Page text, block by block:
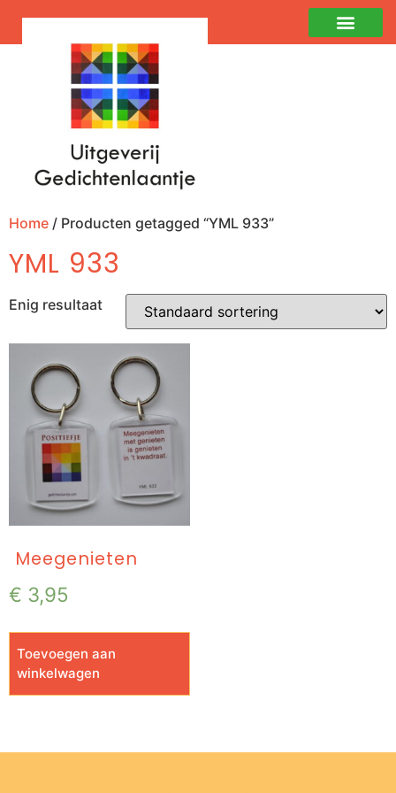
Home / Producten getagged “YML 933”
YML 933
Enig resultaat
Meegenieten
€ 3,95
Toevoegen aan
winkelwagen